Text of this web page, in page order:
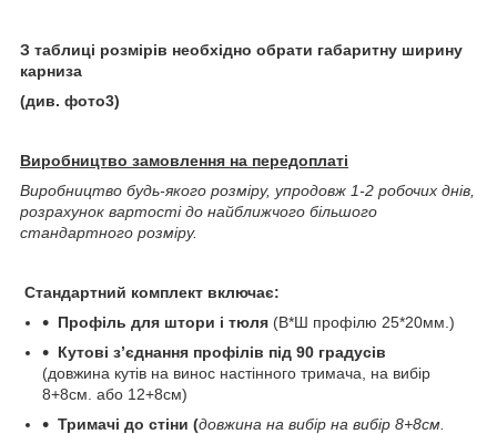
З таблиці розмірів необхідно обрати габаритну ширину
карниза
(див. фото3)
Виробництво замовлення на передоплаті
Виробництво будь-якого розміру, упродовж 1-2 робочих днів,
розрахунок вартості до найближчого більшого
стандартного розміру.
Стандартний комплект включає:
Профіль для штори і тюля (В*Ш профілю 25*20мм.)
Кутові з’єднання профілів під 90 градусів
(довжина кутів на винос настінного тримача, на вибір
8+8см. або 12+8см)
Тримачі до стіни (довжина на вибір на вибір 8+8см.